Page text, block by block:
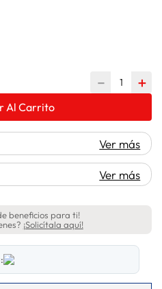
＋
－
Al Carrito
Ver más
Ver más
beneficios para ti!
¡Solicítala aquí!